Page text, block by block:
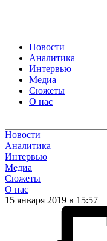
Новости
Аналитика
Интервью
Медиа
Сюжеты
О нас
Новости
Аналитика
Интервью
Медиа
Сюжеты
О нас
15 января 2019 в 15:57